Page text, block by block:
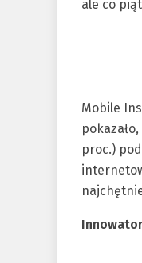
ale co
Mobile
proc.)